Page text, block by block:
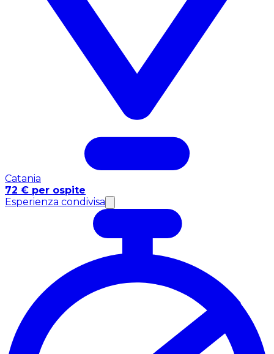
Catania
72 € per ospite
Esperienza condivisa